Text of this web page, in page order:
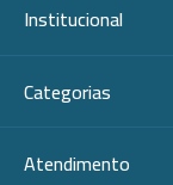
Institucional
Categorias
Atendimento